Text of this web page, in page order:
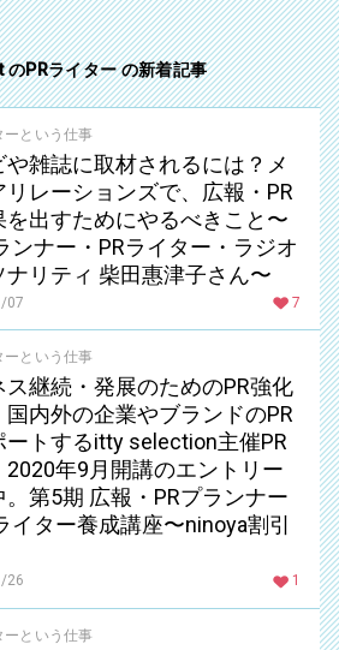
PRライター の新着記事
ーという仕事
や雑誌に取材されるには？メ
リレーションズで、広報・PR
を出すためにやるべきこと〜
ンナー・PRライター・ラジオ
ナリティ 柴田惠津子さん〜
07 7
ーという仕事
ス継続・発展のためのPR強化
国内外の企業やブランドのPR
ートするitty selection主催PR
2020年9月開講のエントリー
。第5期 広報・PRプランナー
イター養成講座〜ninoya割引
26 1
ーという仕事